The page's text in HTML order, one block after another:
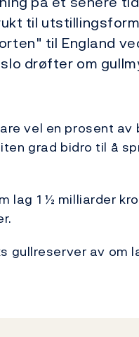
til
til England
drøfter om
vel en prosent av
grad bidro til å
lag 1 ½ milliarder
gullreserver av om